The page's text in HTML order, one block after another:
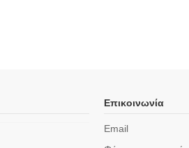
Επικοινωνία
Email